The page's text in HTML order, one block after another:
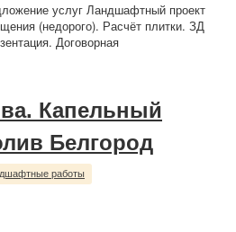
услуг Ландшафтный проект
(недорого). Расчёт плитки. ЗД
Договорная
Капельный
Белгород
работы